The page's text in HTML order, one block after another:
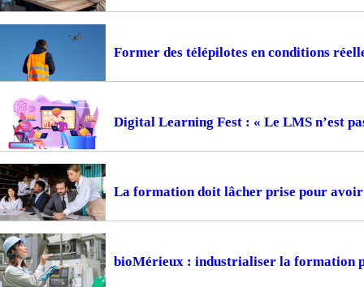
Former des télépilotes en conditions
Digital Learning Fest : « Le LMS n’est
La formation doit lâcher prise pour avoir
bioMérieux : industrialiser la formation